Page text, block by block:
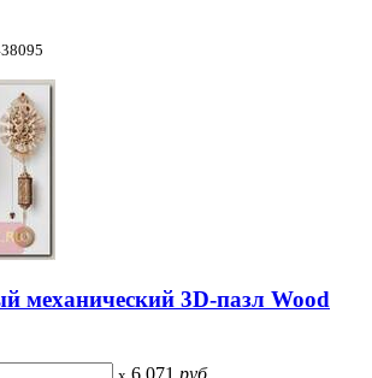
механический 3D-пазл Wood
6 071 руб